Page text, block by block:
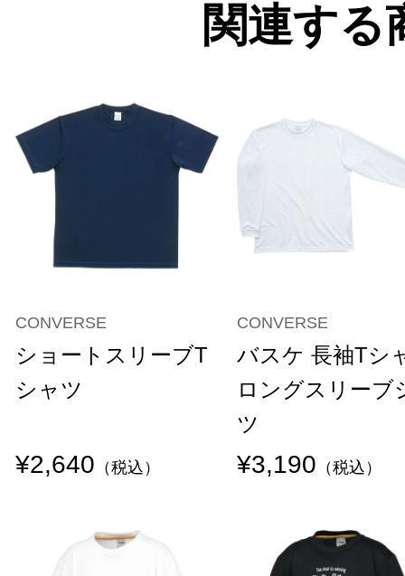
関連する
CONVERSE
ショートスリーブT
シャツ
¥2,640 （税込）
CONVERSE
バスケ 長袖Tシ
ロングスリーブ
ツ
¥3,190 （税込）